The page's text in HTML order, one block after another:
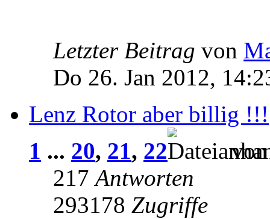
Letzter Beitrag von
Do 26. Jan 2012,
Lenz Rotor aber billig !!!
1 ... 20, 21, 22
217Antworten
293178 Zugriffe